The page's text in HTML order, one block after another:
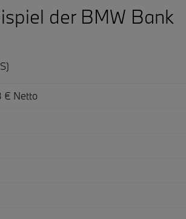
der BMW Bank
€ Netto